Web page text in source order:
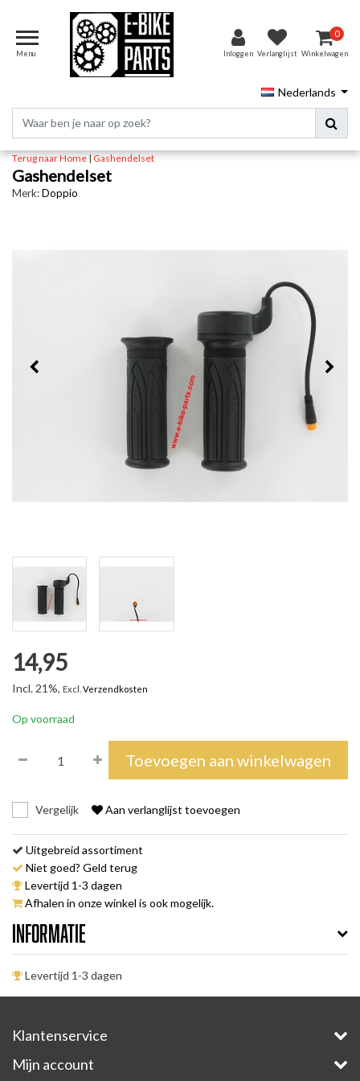
Menu Inloggen Verlanglijst
0
Winkelwagen
Nederlands
Terug naar Home|Gashendelset
Gashendelset
Merk:Doppio
14,95
Incl. 21%, Excl. Verzendkosten
Op voorraad
Toevoegen aan winkelwagen
Vergelijk Aan verlanglijst toevoegen
Uitgebreid assortiment
Niet goed? Geld terug
Levertijd 1-3 dagen
Afhalen in onze winkel is ook mogelijk.
Informatie
Levertijd 1-3 dagen
Klantenservice
Mijn account